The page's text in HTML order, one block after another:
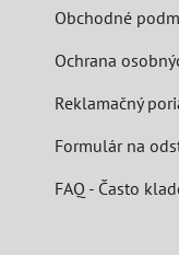
Obchodné
Ochrana
Reklamačný
Formulár na
FAQ - Často